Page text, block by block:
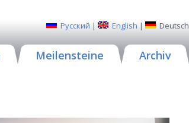
Русский | English | Deutsch
Meilensteine Archiv